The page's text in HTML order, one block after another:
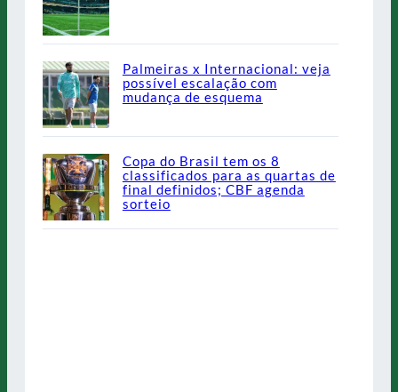
Palmeiras x Internacional: veja
possível escalação com
mudança de esquema
Copa do Brasil tem os 8
classificados para as quartas de
final definidos; CBF agenda
sorteio